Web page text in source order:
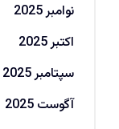
نوامبر 2025
اکتبر 2025
سپتامبر 2025
آگوست 2025